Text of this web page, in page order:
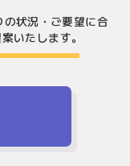
状況・ご要望に合
いたします。